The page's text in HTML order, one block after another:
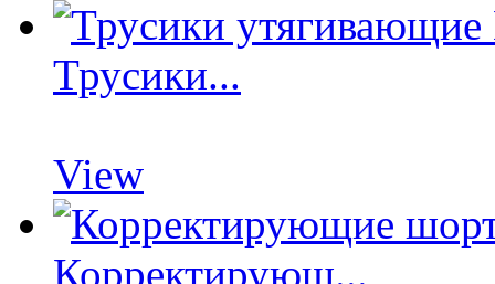
Трусики...
View
Корректирующ...